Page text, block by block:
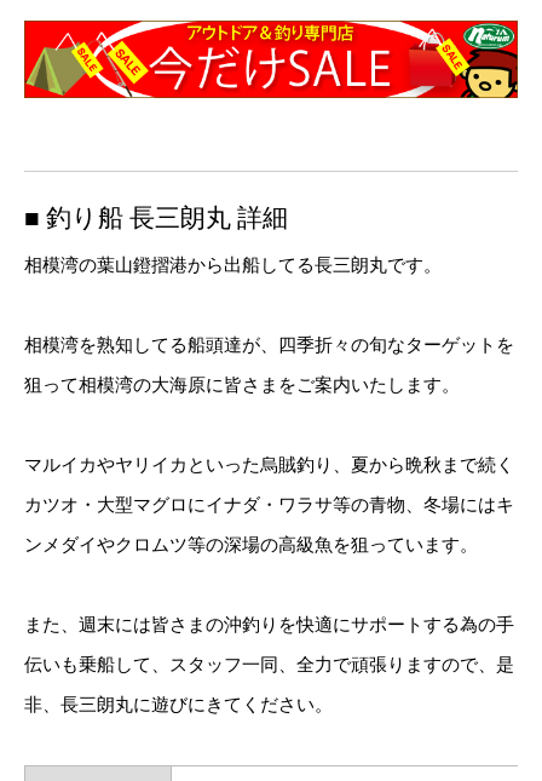
■ 釣り船 長三朗丸 詳細
相模湾の葉山鐙摺港から出船してる長三朗丸です。
相模湾を熟知してる船頭達が、四季折々の旬なターゲットを
狙って相模湾の大海原に皆さまをご案内いたします。
マルイカやヤリイカといった烏賊釣り、夏から晩秋まで続く
カツオ・大型マグロにイナダ・ワラサ等の青物、冬場にはキ
ンメダイやクロムツ等の深場の高級魚を狙っています。
また、週末には皆さまの沖釣りを快適にサポートする為の手
伝いも乗船して、スタッフ一同、全力で頑張りますので、是
非、長三朗丸に遊びにきてください。